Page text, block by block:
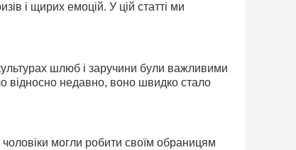
і щирих емоцій. У цій статті ми
шлюб і заручини були важливими
відносно недавно, воно швидко стало
чоловіки могли робити своїм обраницям